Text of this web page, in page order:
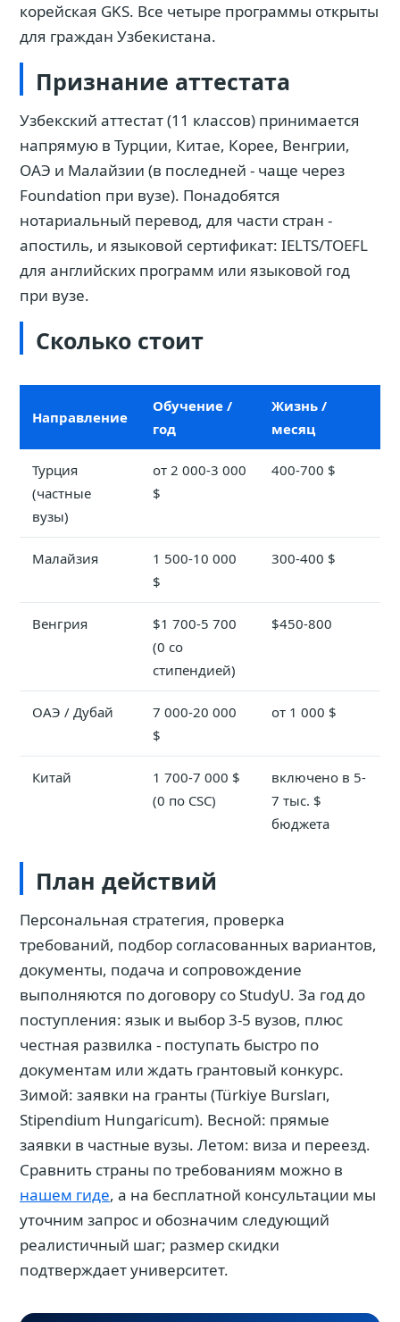
корейская GKS. Все четыре программы открыты
для граждан Узбекистана.
Признание аттестата
Узбекский аттестат (11 классов) принимается
напрямую в Турции, Китае, Корее, Венгрии,
ОАЭ и Малайзии (в последней - чаще через
Foundation при вузе). Понадобятся
нотариальный перевод, для части стран -
апостиль, и языковой сертификат: IELTS/TOEFL
для английских программ или языковой год
при вузе.
Сколько стоит
Направление
Обучение /
год
Жизнь /
месяц
Турция
(частные
вузы)
от 2 000-3 000
$
400-700 $
Малайзия
1 500-10 000
$
300-400 $
Венгрия
$1 700-5 700
(0 со
стипендией)
$450-800
ОАЭ / Дубай
7 000-20 000
$
от 1 000 $
Китай
1 700-7 000 $
(0 по CSC)
включено в 5-
7 тыс. $
бюджета
План действий
Персональная стратегия, проверка
требований, подбор согласованных вариантов,
документы, подача и сопровождение
выполняются по договору со StudyU. За год до
поступления: язык и выбор 3-5 вузов, плюс
честная развилка - поступать быстро по
документам или ждать грантовый конкурс.
Зимой: заявки на гранты (Türkiye Bursları,
Stipendium Hungaricum). Весной: прямые
заявки в частные вузы. Летом: виза и переезд.
Сравнить страны по требованиям можно в
нашем гиде, а на бесплатной консультации мы
уточним запрос и обозначим следующий
реалистичный шаг; размер скидки
подтверждает университет.